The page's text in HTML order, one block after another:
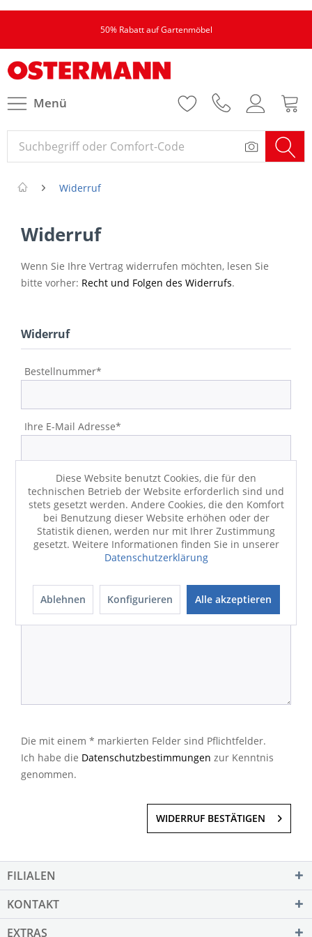
50% Rabatt auf Gartenmöbel
Menü
Widerruf
Widerruf
Wenn Sie Ihre Vertrag widerrufen möchten, lesen Sie
bitte vorher: Recht und Folgen des Widerrufs.
Widerruf
Bestellnummer*
Ihre E-Mail Adresse*
Vorname
Nachname
Die mit einem * markierten Felder sind Pflichtfelder.
Ich habe die Datenschutzbestimmungen zur Kenntnis
genommen.
WIDERRUF BESTÄTIGEN
FILIALEN
KONTAKT
EXTRAS
Diese Website benutzt Cookies, die für den
technischen Betrieb der Website erforderlich sind und
stets gesetzt werden. Andere Cookies, die den Komfort
bei Benutzung dieser Website erhöhen oder der
Statistik dienen, werden nur mit Ihrer Zustimmung
gesetzt. Weitere Informationen finden Sie in unserer
Datenschutzerklärung
Ablehnen Konfigurieren Alle akzeptieren